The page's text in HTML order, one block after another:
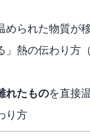
められた物質が
」熱の伝わり方
れたものを直接
り方